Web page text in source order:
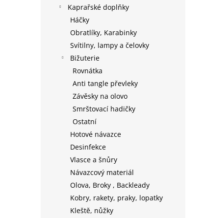
Kaprařské doplňky
Háčky
Obratlíky, Karabinky
Svítilny, lampy a čelovky
Bižuterie
Rovnátka
Anti tangle převleky
Závěsky na olovo
Smrštovací hadičky
Ostatní
Hotové návazce
Desinfekce
Vlasce a šnůry
Návazcový materiál
Olova, Broky , Backleady
Kobry, rakety, praky, lopatky
Kleště, nůžky